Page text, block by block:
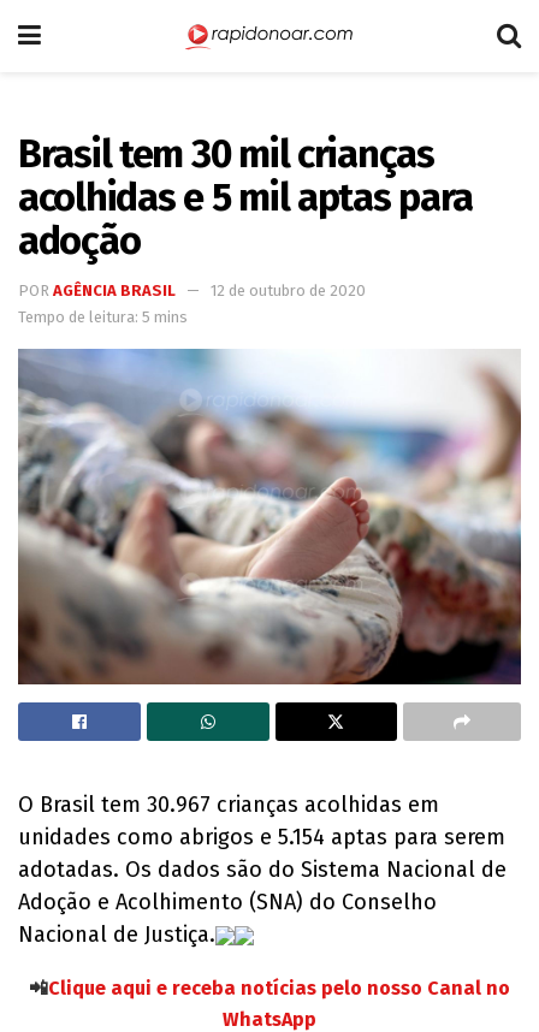
Brasil tem 30 mil crianças
acolhidas e 5 mil aptas para
adoção
POR AGÊNCIA BRASIL
12 de outubro de 2020
Tempo de leitura: 5 mins
O Brasil tem 30.967 crianças acolhidas em
unidades como abrigos e 5.154 aptas para serem
adotadas. Os dados são do Sistema Nacional de
Adoção e Acolhimento (SNA) do Conselho
Nacional de Justiça.
📲Clique aqui e receba notícias pelo nosso Canal no
WhatsApp